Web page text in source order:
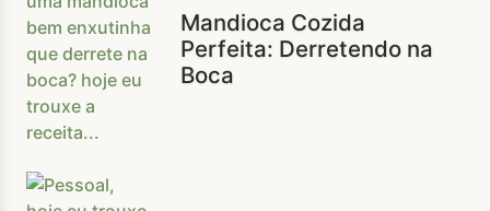
Mandioca Cozida
Perfeita: Derretendo na
Boca